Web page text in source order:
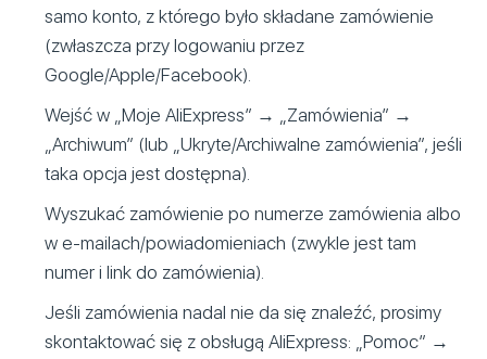
samo konto, z którego było składane zamówienie
(zwłaszcza przy logowaniu przez
Google/Apple/Facebook).
Wejść w „Moje AliExpress” → „Zamówienia” →
„Archiwum” (lub „Ukryte/Archiwalne zamówienia”, jeśli
taka opcja jest dostępna).
Wyszukać zamówienie po numerze zamówienia albo
w e-mailach/powiadomieniach (zwykle jest tam
numer i link do zamówienia).
Jeśli zamówienia nadal nie da się znaleźć, prosimy
skontaktować się z obsługą AliExpress: „Pomoc” →